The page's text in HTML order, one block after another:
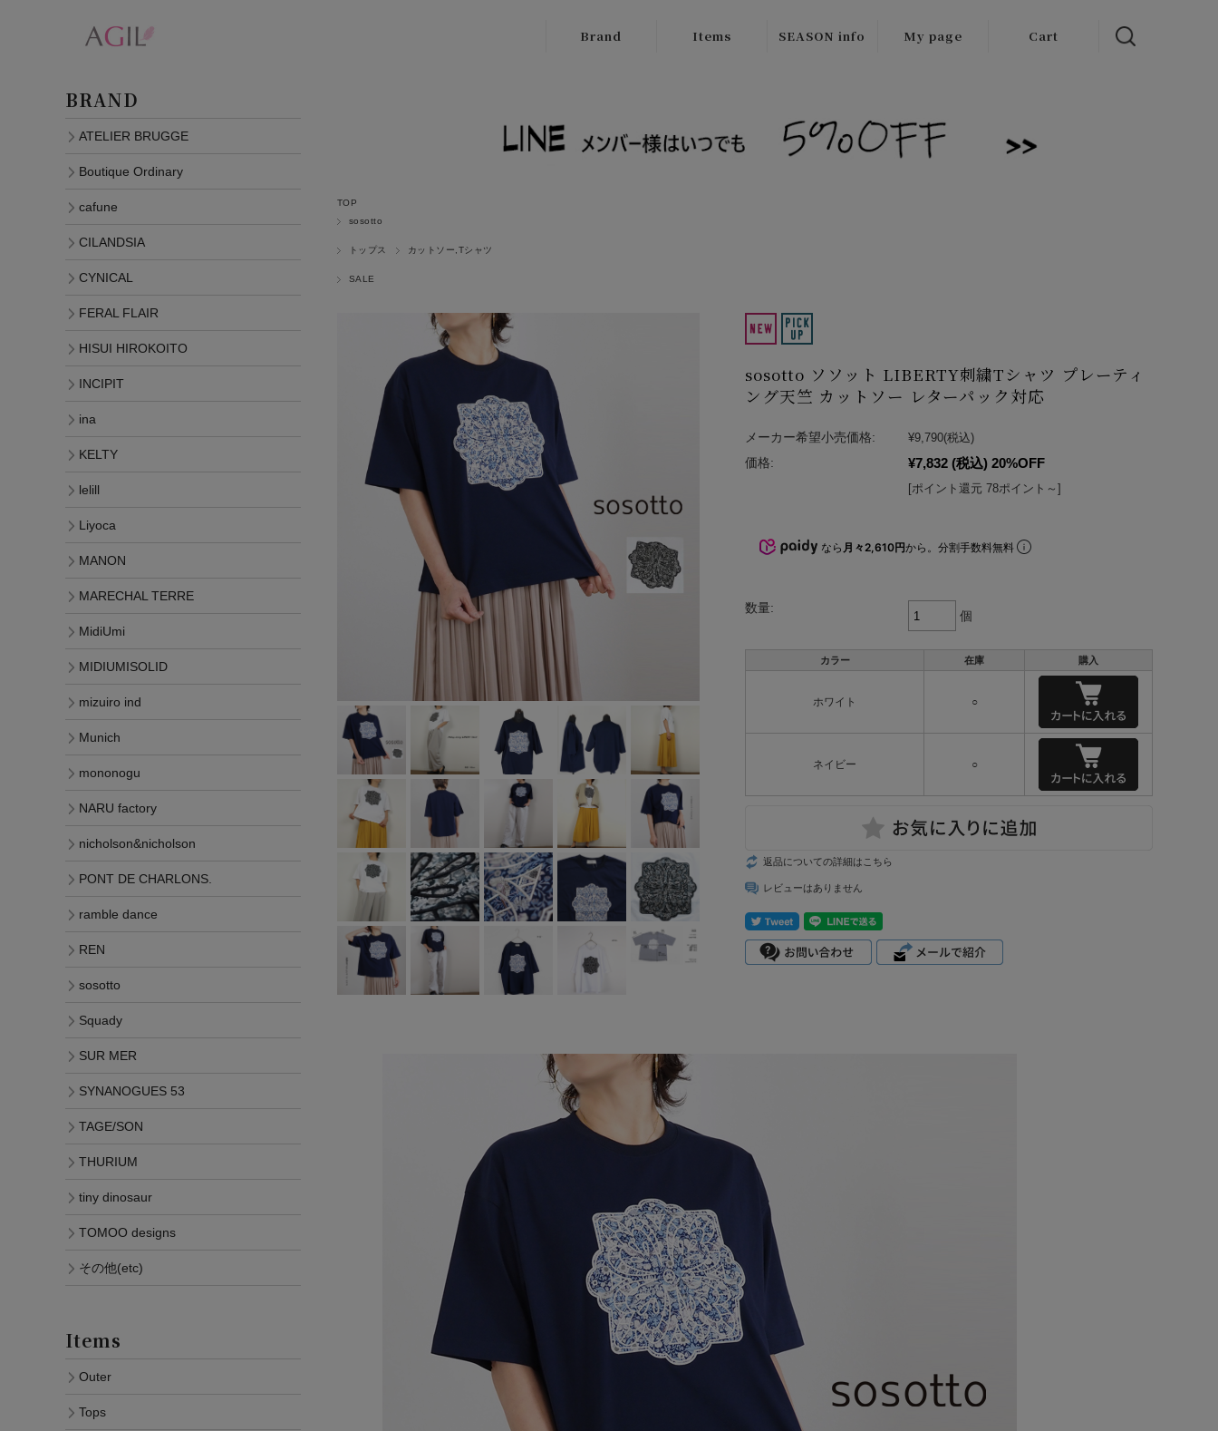
Brand
Boutique
KELTY
lelill
Liyoca
MARECHAL
MidiUmi
MIDIUMISOL
ID
mizuiro ind
mononogu
Munic
NARU factory
ramble dance
REN
Squady
SUR MER
SYNANOGUE
S 53
Items SEASON info
SALE/Outlet
My page Cart
TOP
sosotto
トップス カットソー,Tシャツ
SALE
sosotto ソソット LIBERTY刺繍Tシャツ プレーティ
ング天竺 カットソー レターパック対応
メーカー希望小売価格: ¥9,790(税込)
価格:
¥7,832 (税込) 20%OFF
[ポイント還元 78ポイント～]
なら 月々2,610円から。分割手数料無料
数量:
個
カラー 在庫 購入
ホワイト ○
ネイビー ○
返品についての詳細はこちら
レビューはありません
BRAND
ATELIER BRUGGE
Boutique Ordinary
cafune
CILANDSIA
CYNICAL
FERAL FLAIR
HISUI HIROKOITO
INCIPIT
ina
KELTY
lelill
Liyoca
MANON
MARECHAL TERRE
MidiUmi
MIDIUMISOLID
mizuiro ind
Munich
mononogu
NARU factory
nicholson&nicholson
PONT DE CHARLONS.
ramble dance
REN
sosotto
Squady
SUR MER
SYNANOGUES 53
TAGE/SON
THURIUM
tiny dinosaur
TOMOO designs
その他(etc)
Items
Outer
Tops